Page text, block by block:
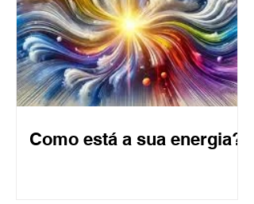
Como está a sua energia?